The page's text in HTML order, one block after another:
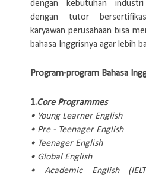
dengan kebutuhan
dengan tutor
karyawan perusahaan bisa
bahasa Inggrisnya agar lebih
Program-program Bahasa
1.Core Programmes
• Young Learner English
• Pre - Teenager English
• Teenager English
• Global English
• Academic English